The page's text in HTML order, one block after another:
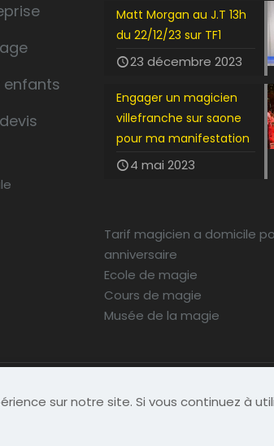
enfants
Matt Morgan au J.T 13h
du 22/12/23 sur TF1
23 décembre 2023
Engager un magicien
villefranche sur saone
pour ma manifestation
4 mai 2023
Tarif magicien a domicile
anniversaire
Ecole de magie
Cours de magie
Musée de la magie
|Mentions Légales|RGPD
sur notre site. Si vous continuez à